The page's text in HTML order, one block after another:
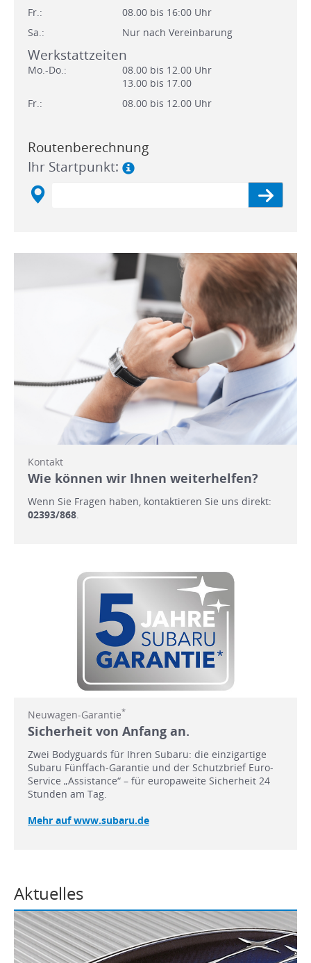
Fr.:
08.00 bis 16:00 Uhr
Sa.:
Nur nach Vereinbarung
Werkstattzeiten
Mo.-Do.:
08.00 bis 12.00 Uhr
13.00 bis 17.00
Fr.:
08.00 bis 12.00 Uhr
Routenberechnung
Ihr Startpunkt:
Kontakt
Wie können wir Ihnen weiterhelfen?
Wenn Sie Fragen haben, kontaktieren Sie uns direkt:
02393/868
Neuwagen-Garantie*
Sicherheit von Anfang an.
Zwei Bodyguards für Ihren Subaru: die einzigartige
Subaru Fünffach-Garantie und der Schutzbrief Euro-
Service „Assistance“ – für europaweite Sicherheit 24
Stunden am Tag.
Mehr auf www.subaru.de
Aktuelles